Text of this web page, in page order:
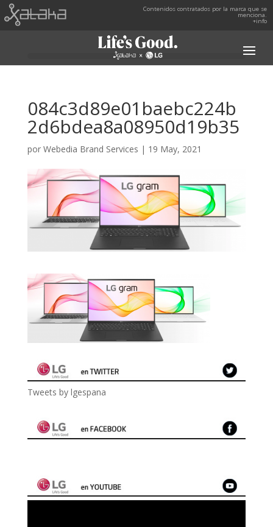
Contenidos contratados por la marca que se
menciona.
+info
084c3d89e01baebc224b
2d6bdea8a08950d19b35
por Webedia Brand Services | 19 May, 2021
Tweets by lgespana